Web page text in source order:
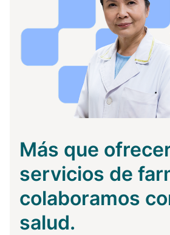
Más que
servicios de
colaboramos
salud.